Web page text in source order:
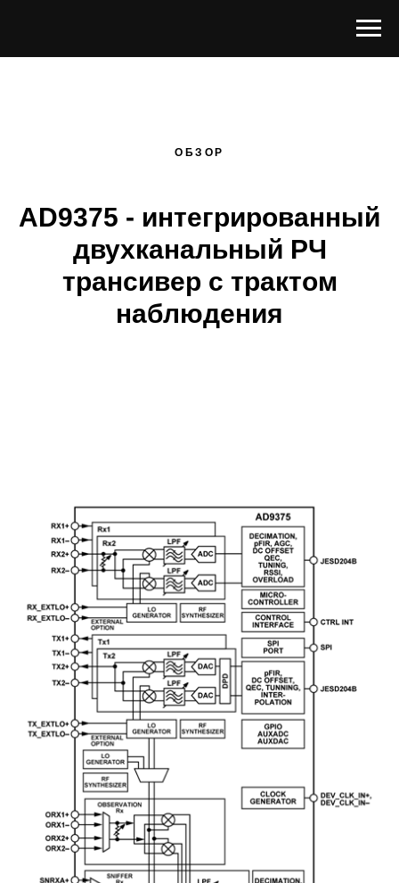
ОБЗОР
AD9375 - интегрированный
двухканальный РЧ
трансивер с трактом
наблюдения